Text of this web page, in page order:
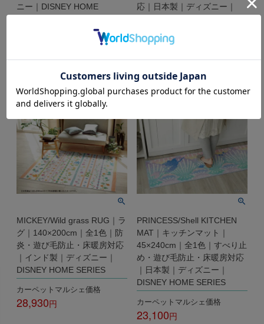
ニー｜DISNEY HOME
カーペットマルシェ価格
カートに入れる
応｜日本製｜ディズニー｜
カーペットマルシェ価格
カートに入れる
MICKEY/Wild grass RUG｜ラ
グ｜140×200cm｜全1色｜防
炎・遊び毛防止・床暖房対応
｜インド製｜ディズニー｜
DISNEY HOME SERIES
カーペットマルシェ価格
28,930
PRINCESS/Shell KITCHEN
MAT｜キッチンマット｜
45×240cm｜全1色｜すべり止
め・遊び毛防止・床暖房対応
｜日本製｜ディズニー｜
DISNEY HOME SERIES
カーペットマルシェ価格
23,100